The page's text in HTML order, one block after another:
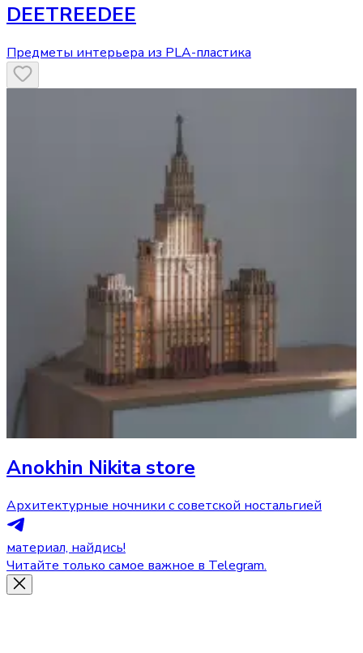
DEETREEDEE
Предметы интерьера из PLA-пластика
Anokhin Nikita store
Архитектурные ночники с советской ностальгией
материал, найдись!
Читайте только самое важное в Telegram.